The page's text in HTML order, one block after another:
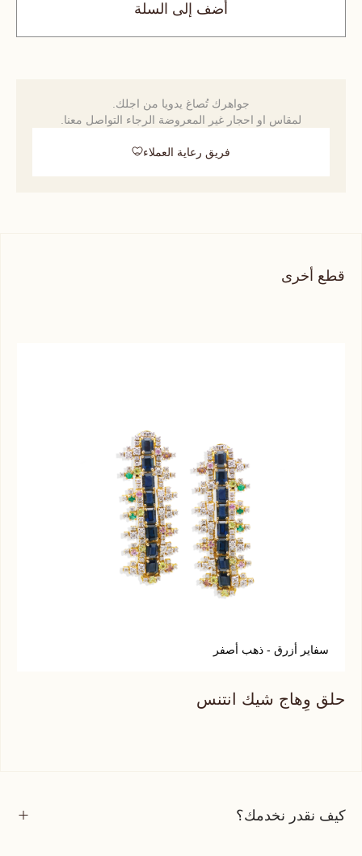
أضف إلى السلة
جواهرك تُصاغ يدويا من اجلك.
لمقاس او احجار غير المعروضة الرجاء التواصل معنا.
فريق رعاية العملاء
قطع أخرى
سفاير أزرق - ذهب أصفر
حلق وِهاج شيك انتنس
كيف نقدر نخدمك؟